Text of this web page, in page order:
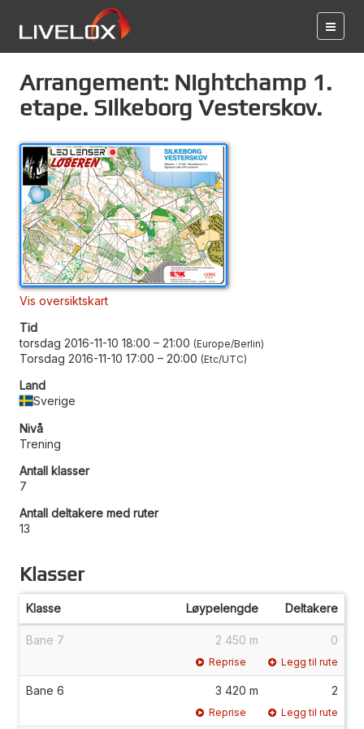
Arrangement: Nightchamp 1.
etape. Silkeborg Vesterskov.
Vis oversiktskart
Tid
torsdag 2016-11-10 18:00 – 21:00 Europe/Berlin
Torsdag 2016-11-10 17:00 – 20:00 Etc/UTC
Land
Sverige
Nivå
Trening
Antall klasser
7
Antall deltakere med ruter
13
Klasser
Klasse Løypelengde Deltakere
Bane 7 2 450 m 0
Reprise Legg til rute
Bane 6 3 420 m 2
Reprise Legg til rute